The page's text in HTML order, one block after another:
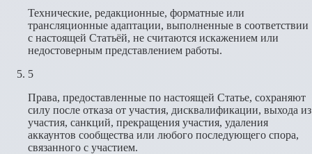
Технические, редакционные, форматные или
трансляционные адаптации, выполненные в соответствии
с настоящей Статьёй, не считаются искажением или
недостоверным представлением работы.
5
Права, предоставленные по настоящей Статье, сохраняют
силу после отказа от участия, дисквалификации, выхода из
участия, санкций, прекращения участия, удаления
аккаунтов сообщества или любого последующего спора,
связанного с участием.